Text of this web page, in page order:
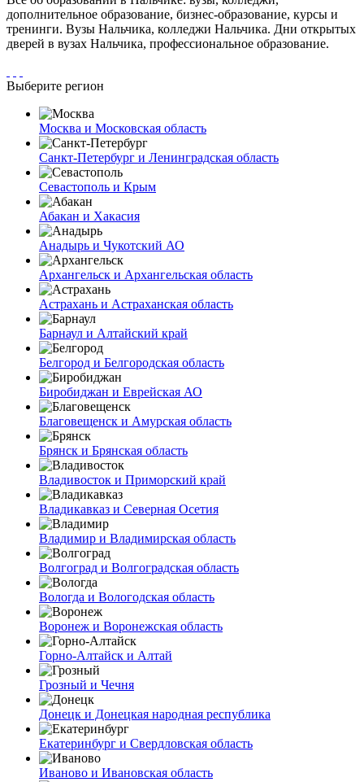
дополнительное образование, бизнес-образование, курсы и
тренинги. Вузы Нальчика, колледжи Нальчика. Дни открытых
дверей в вузах Нальчика, профессиональное образование.
Выберите регион
Москва и Московская область
Санкт-Петербург и Ленинградская область
Севастополь и Крым
Абакан и Хакасия
Анадырь и Чукотский АО
Архангельск и Архангельская область
Астрахань и Астраханская область
Барнаул и Алтайский край
Белгород и Белгородская область
Биробиджан и Еврейская АО
Благовещенск и Амурская область
Брянск и Брянская область
Владивосток и Приморский край
Владикавказ и Северная Осетия
Владимир и Владимирская область
Волгоград и Волгоградская область
Вологда и Вологодская область
Воронеж и Воронежская область
Горно-Алтайск и Алтай
Грозный и Чечня
Донецк и Донецкая народная республика
Екатеринбург и Свердловская область
Иваново и Ивановская область